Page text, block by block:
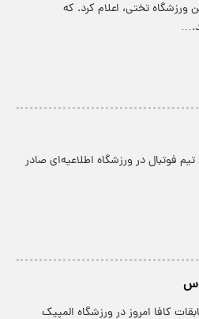
تختی، اعلام کرد. که
فوتبال در ورزشگاه اطلاعیه‌ای صادر
کافا امروز در ورزشگاه المپیک